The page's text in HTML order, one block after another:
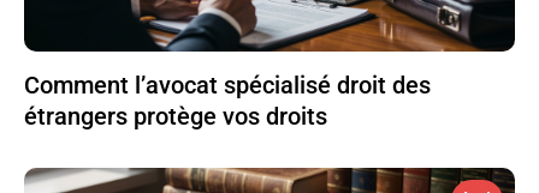
Comment l’avocat spécialisé droit des
étrangers protège vos droits